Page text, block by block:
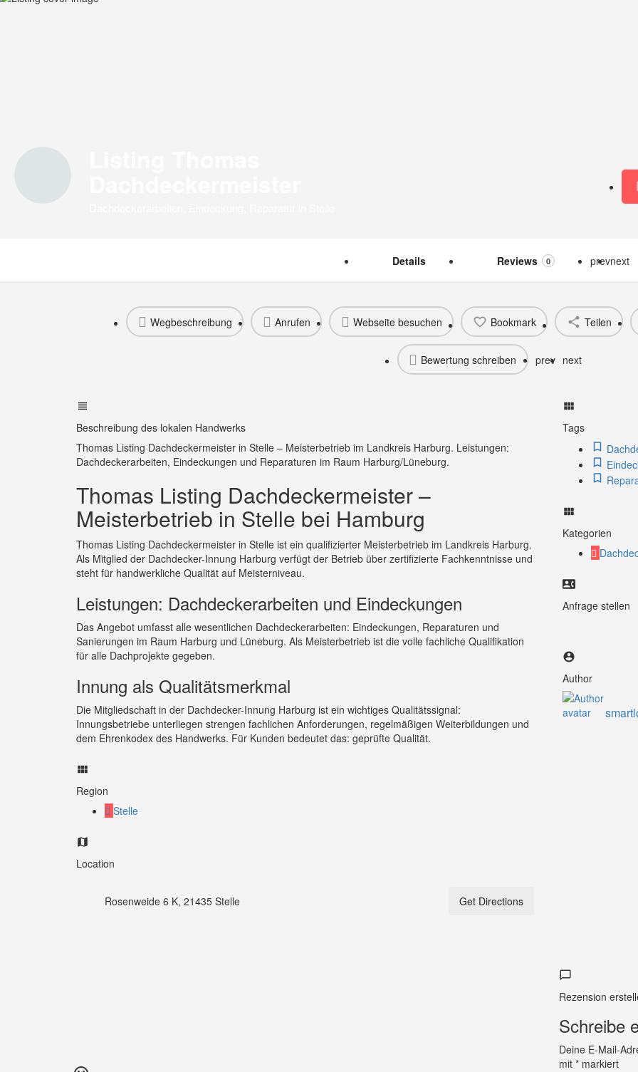
Details Reviews 0 prevnext
Wegbeschreibung Anrufen Webseite besuchen Bookmark Teilen
Bewertung schreiben prev next
Beschreibung des lokalen Handwerks
Thomas Listing Dachdeckermeister in Stelle – Meisterbetrieb im Landkreis Harburg. Leistungen:
Dachdeckerarbeiten, Eindeckungen und Reparaturen im Raum Harburg/Lüneburg.
Thomas Listing Dachdeckermeister –
Meisterbetrieb in Stelle bei Hamburg
Thomas Listing Dachdeckermeister in Stelle ist ein qualifizierter Meisterbetrieb im Landkreis Harburg.
Als Mitglied der Dachdecker-Innung Harburg verfügt der Betrieb über zertifizierte Fachkenntnisse und
steht für handwerkliche Qualität auf Meisterniveau.
Leistungen: Dachdeckerarbeiten und Eindeckungen
Das Angebot umfasst alle wesentlichen Dachdeckerarbeiten: Eindeckungen, Reparaturen und
Sanierungen im Raum Harburg und Lüneburg. Als Meisterbetrieb ist die volle fachliche Qualifikation
für alle Dachprojekte gegeben.
Innung als Qualitätsmerkmal
Die Mitgliedschaft in der Dachdecker-Innung Harburg ist ein wichtiges Qualitätssignal:
Innungsbetriebe unterliegen strengen fachlichen Anforderungen, regelmäßigen Weiterbildungen und
dem Ehrenkodex des Handwerks. Für Kunden bedeutet das: geprüfte Qualität.
Region
Stelle
Location
Rosenweide 6 K, 21435 Stelle Get Directions
Tags
Kategorien
Anfrage stellen
Author
Rezension
Schreibe
Deine E-Mail-
mit *markiert